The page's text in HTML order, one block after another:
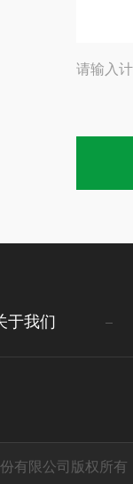
请输入
于我们
有限公司版权所有